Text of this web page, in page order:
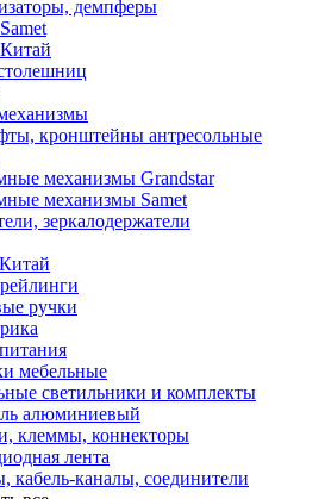
демпферы
кронштейны антресольные
механизмы Grandstar
механизмы Samet
зеркалодержатели
ручки
мебельные
светильники и комплекты
алюминиевый
клеммы, коннекторы
лента
каналы, соединители